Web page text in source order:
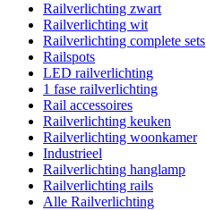
Railverlichting zwart
Railverlichting wit
Railverlichting complete sets
Railspots
LED railverlichting
1 fase railverlichting
Rail accessoires
Railverlichting keuken
Railverlichting woonkamer
Industrieel
Railverlichting hanglamp
Railverlichting rails
Alle Railverlichting